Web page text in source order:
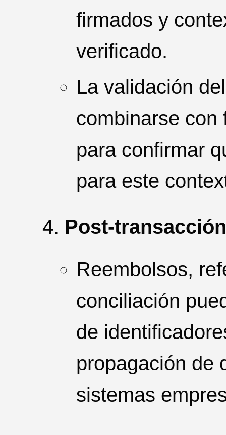
firmados y
verificado.
La validación
combinarse con
para confirmar
para este
Post-
Reembolsos,
conciliación
de
propagación de
sistemas